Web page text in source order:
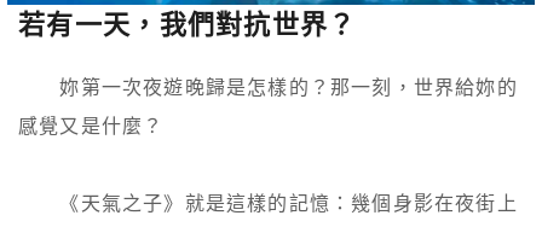
若有一天，我們對抗世界？
妳第一次夜遊晚歸是怎樣的？那一刻，世界給妳的
感覺又是什麼？
《天氣之子》就是這樣的記憶：幾個身影在夜街上